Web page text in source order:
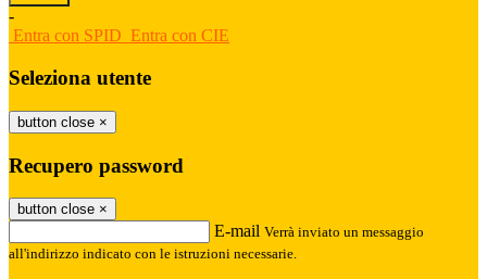
-
Entra con SPID Entra con CIE
Seleziona utente
button close ×
Recupero password
button close ×
E-mail Verrà inviato un messaggio
all'indirizzo indicato con le istruzioni necessarie.